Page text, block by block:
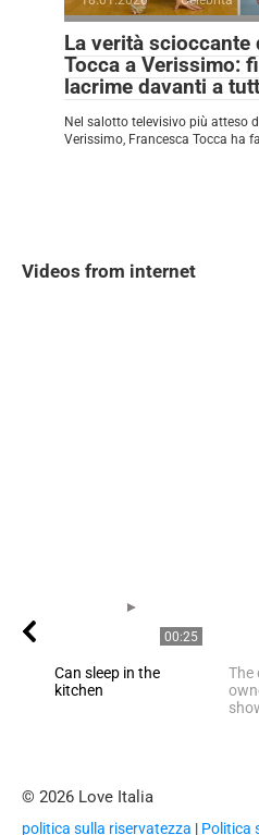
La verità scioccante
Tocca a Verissimo:
lacrime davanti a
Nel salotto televisivo più atteso
Verissimo, Francesca Tocca ha
Videos from internet
00:25
Can sleep in the
kitchen
The
© 2026 Love Italia
politica sulla riservatezza | Politica